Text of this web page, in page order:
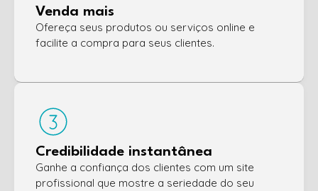
Venda mais
Ofereça seus produtos ou serviços online e
facilite a compra para seus clientes.
Credibilidade instantânea
Ganhe a confiança dos clientes com um site
profissional que mostre a seriedade do seu